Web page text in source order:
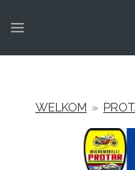
direct
WELKOM »